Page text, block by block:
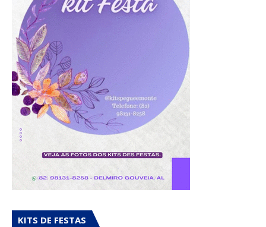
KITS DE FESTAS